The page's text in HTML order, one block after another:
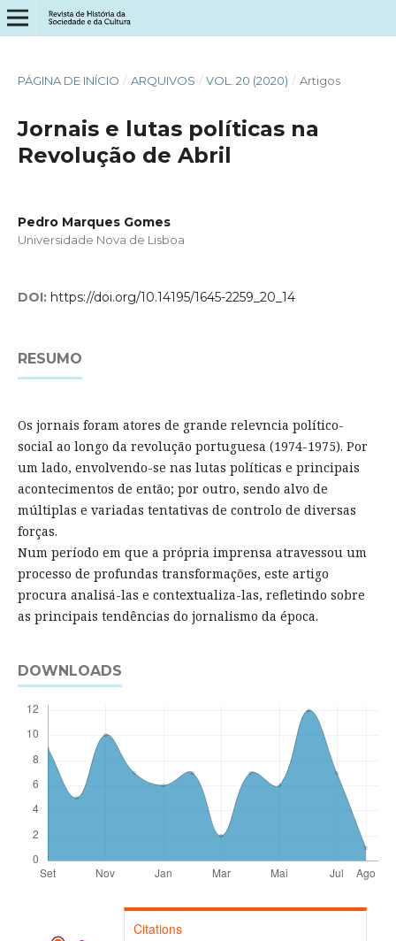
PÁGINA DE INÍCIO / ARQUIVOS / VOL. 20 (2020) / Artigos
Jornais e lutas políticas na
Revolução de Abril
Pedro Marques Gomes
Universidade Nova de Lisboa
DOI: https://doi.org/10.14195/1645-2259_20_14
RESUMO
Os jornais foram atores de grande relevncia político-
social ao longo da revolução portuguesa (1974-1975). Por
um lado, envolvendo-se nas lutas políticas e principais
acontecimentos de então; por outro, sendo alvo de
múltiplas e variadas tentativas de controlo de diversas
forças.
Num período em que a própria imprensa atravessou um
processo de profundas transformações, este artigo
procura analisá-las e contextualiza-las, refletindo sobre
as principais tendências do jornalismo da época.
DOWNLOADS
Citations